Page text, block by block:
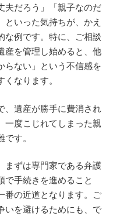
夫だろう」「親子なのだ
いった気持ちが、かえ
な例です。特に、ご相談
産を管理し始めると、他
らない」という不信感を
なります。
、遺産が勝手に費消され
一度こじれてしまった親
す。
まずは専門家である弁護
で手続きを進めること
番の近道となります。ご
いを避けるためにも、で